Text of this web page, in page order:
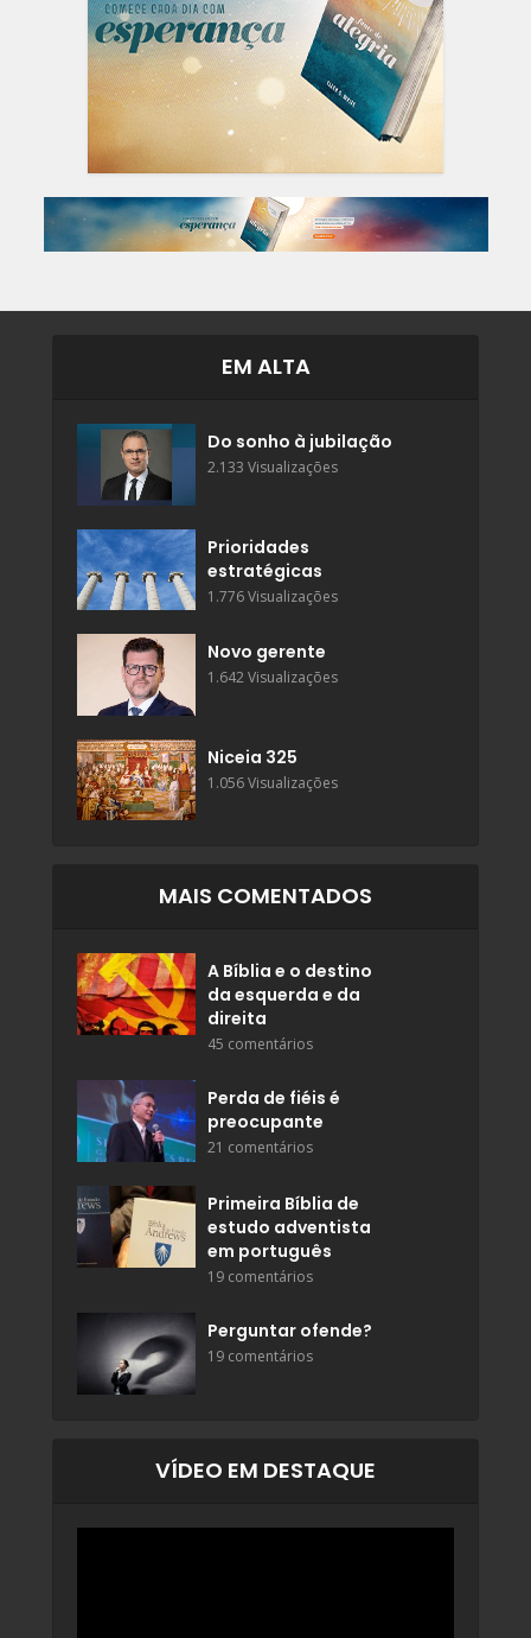
EM ALTA
Do sonho à jubilação
2.133 Visualizações
Prioridades
estratégicas
1.776 Visualizações
Novo gerente
1.642 Visualizações
Niceia 325
1.056 Visualizações
MAIS COMENTADOS
A Bíblia e o destino
da esquerda e da
direita
45 comentários
Perda de fiéis é
preocupante
21 comentários
Primeira Bíblia de
estudo adventista
em português
19 comentários
Perguntar ofende?
19 comentários
VÍDEO EM DESTAQUE